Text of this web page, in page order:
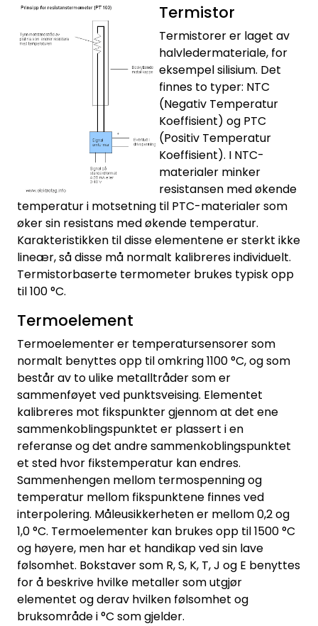
Termistor
Termistorer er laget av
halvledermateriale, for
eksempel silisium. Det
finnes to typer: NTC
(Negativ Temperatur
Koeffisient) og PTC
(Positiv Temperatur
Koeffisient). I NTC-
materialer minker
resistansen med økende
temperatur i motsetning til PTC-materialer som
øker sin resistans med økende temperatur.
Karakteristikken til disse elementene er sterkt ikke
lineær, så disse må normalt kalibreres individuelt.
Termistorbaserte termometer brukes typisk opp
til 100 °C.
Termoelement
Termoelementer er temperatursensorer som
normalt benyttes opp til omkring 1100 °C, og som
består av to ulike metalltråder som er
sammenføyet ved punktsveising. Elementet
kalibreres mot fikspunkter gjennom at det ene
sammenkoblingspunktet er plassert i en
referanse og det andre sammenkoblingspunktet
et sted hvor fikstemperatur kan endres.
Sammenhengen mellom termospenning og
temperatur mellom fikspunktene finnes ved
interpolering. Måleusikkerheten er mellom 0,2 og
1,0 °C. Termoelementer kan brukes opp til 1500 °C
og høyere, men har et handikap ved sin lave
følsomhet. Bokstaver som R, S, K, T, J og E benyttes
for å beskrive hvilke metaller som utgjør
elementet og derav hvilken følsomhet og
bruksområde i °C som gjelder.